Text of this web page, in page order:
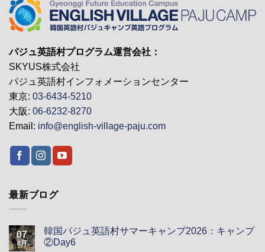
パジュ英語村プログラム運営会社：
SKYUS株式会社
パジュ英語村インフォメーションセンター
東京: 03-6434-5210
大阪: 06-6232-8270
Email: info@english-village-paju.com
最新ブログ
07
8月
韓国パジュ英語村サマーキャンプ2026：キャンプ
②Day6